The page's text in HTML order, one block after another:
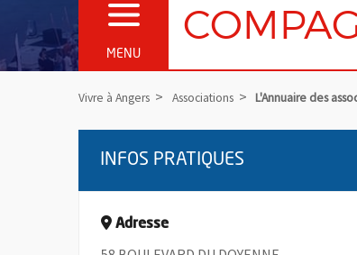
MENU
OUVRIR LE MENU
Vivre à Angers Associations L'Annuaire des
INFOS PRATIQUES
Adresse